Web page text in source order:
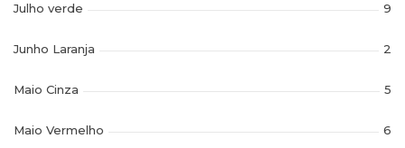
Julho verde 9
Junho Laranja 2
Maio Cinza 5
Maio Vermelho 6